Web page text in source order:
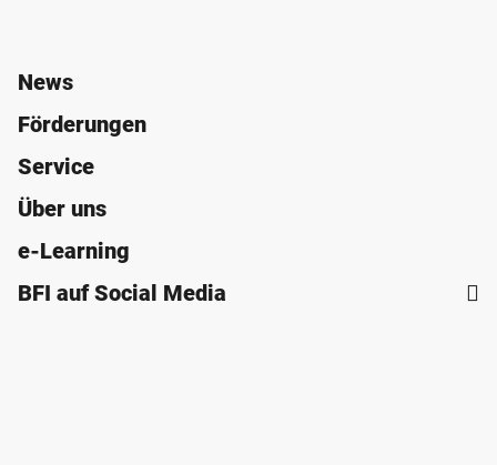
News
Förderungen
Service
Über uns
e-Learning
BFI auf Social Media